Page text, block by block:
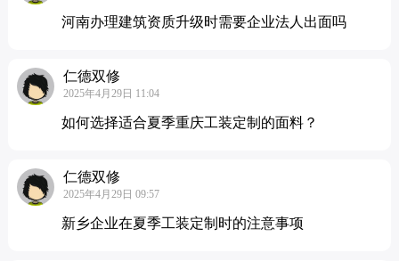
河南办理建筑资质升级时需要企业法人出面吗
仁德双修
2025年4月29日 11:04
如何选择适合夏季重庆工装定制的面料？
仁德双修
2025年4月29日 09:57
新乡企业在夏季工装定制时的注意事项